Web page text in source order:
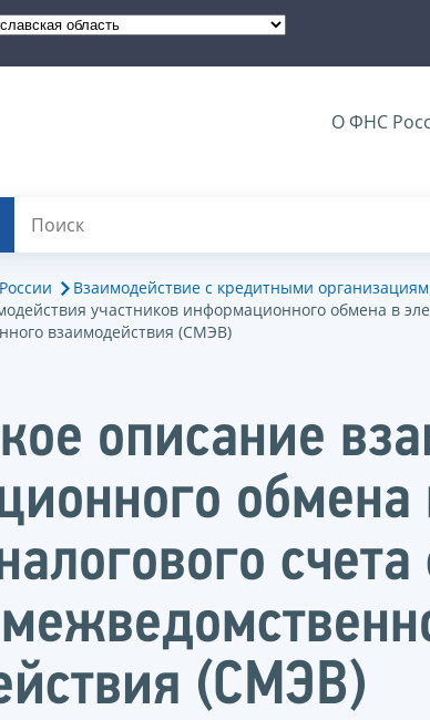
О ФНС
Взаимодействие с кредитными
участников информационного обмена в
взаимодействия (СМЭВ)
описание
обмена
(СМЭВ)